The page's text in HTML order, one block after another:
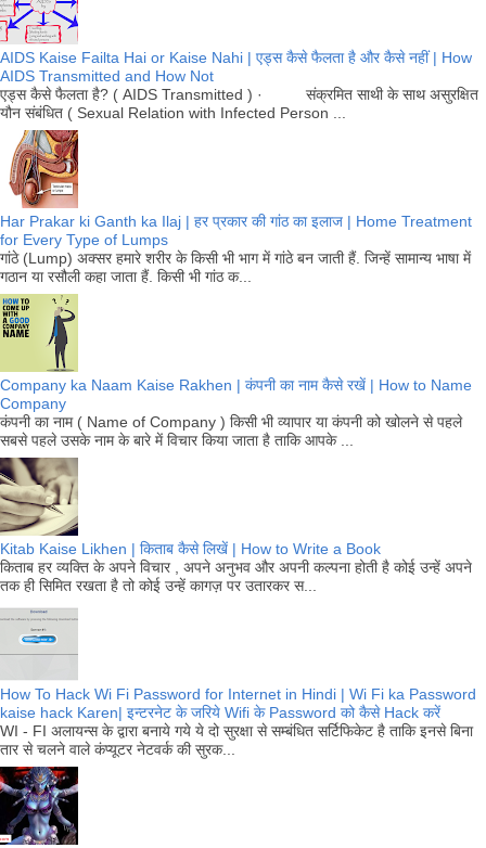
AIDS Kaise Failta Hai or Kaise Nahi | एड्स कैसे फैलता है और कैसे नहीं | How
AIDS Transmitted and How Not
एड्स कैसे फैलता है? ( AIDS Transmitted ) · संक्रमित साथी के साथ असुरक्षित
यौन संबंधित ( Sexual Relation with Infected Person ...
Har Prakar ki Ganth ka Ilaj | हर प्रकार की गांठ का इलाज | Home Treatment
for Every Type of Lumps
गांठे (Lump) अक्सर हमारे शरीर के किसी भी भाग में गांठे बन जाती हैं. जिन्हें सामान्य भाषा में
गठान या रसौली कहा जाता हैं. किसी भी गांठ क...
Company ka Naam Kaise Rakhen | कंपनी का नाम कैसे रखें | How to Name
Company
कंपनी का नाम ( Name of Company ) किसी भी व्यापार या कंपनी को खोलने से पहले
सबसे पहले उसके नाम के बारे में विचार किया जाता है ताकि आपके ...
Kitab Kaise Likhen | किताब कैसे लिखें | How to Write a Book
किताब हर व्यक्ति के अपने विचार , अपने अनुभव और अपनी कल्पना होती है कोई उन्हें अपने
तक ही सिमित रखता है तो कोई उन्हें कागज़ पर उतारकर स...
How To Hack Wi Fi Password for Internet in Hindi | Wi Fi ka Password
kaise hack Karen| इन्टरनेट के जरिये Wifi के Password को कैसे Hack करें
WI - FI अलायन्स के द्वारा बनाये गये ये दो सुरक्षा से सम्बंधित सर्टिफिकेट है ताकि इनसे बिना
तार से चलने वाले कंप्यूटर नेटवर्क की सुरक...